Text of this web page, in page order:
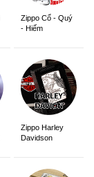
Zippo Cổ - Quý
- Hiếm
Zippo Harley
Davidson